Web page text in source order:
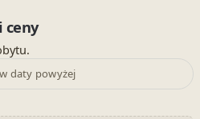
ceny
daty powyżej